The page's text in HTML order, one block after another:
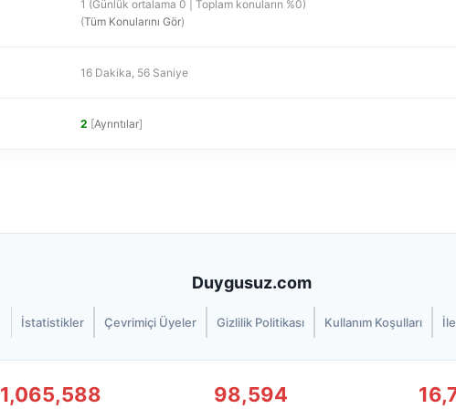
1 (Günlük ortalama 0 | Toplam konuların %0)
(Tüm Konularını Gör)
16 Dakika, 56 Saniye
2 [Ayrıntılar]
Duygusuz.com
İstatistikler Çevrimiçi Üyeler Gizlilik Politikası Kullanım Koşulları
1,065,588 98,594